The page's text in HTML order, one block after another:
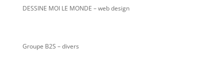
DESSINE MOI LE MONDE – web design
Groupe B2S – divers